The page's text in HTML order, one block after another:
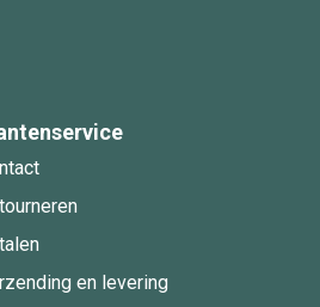
en levering